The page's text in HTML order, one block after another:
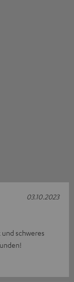
schweres
03.10.2023